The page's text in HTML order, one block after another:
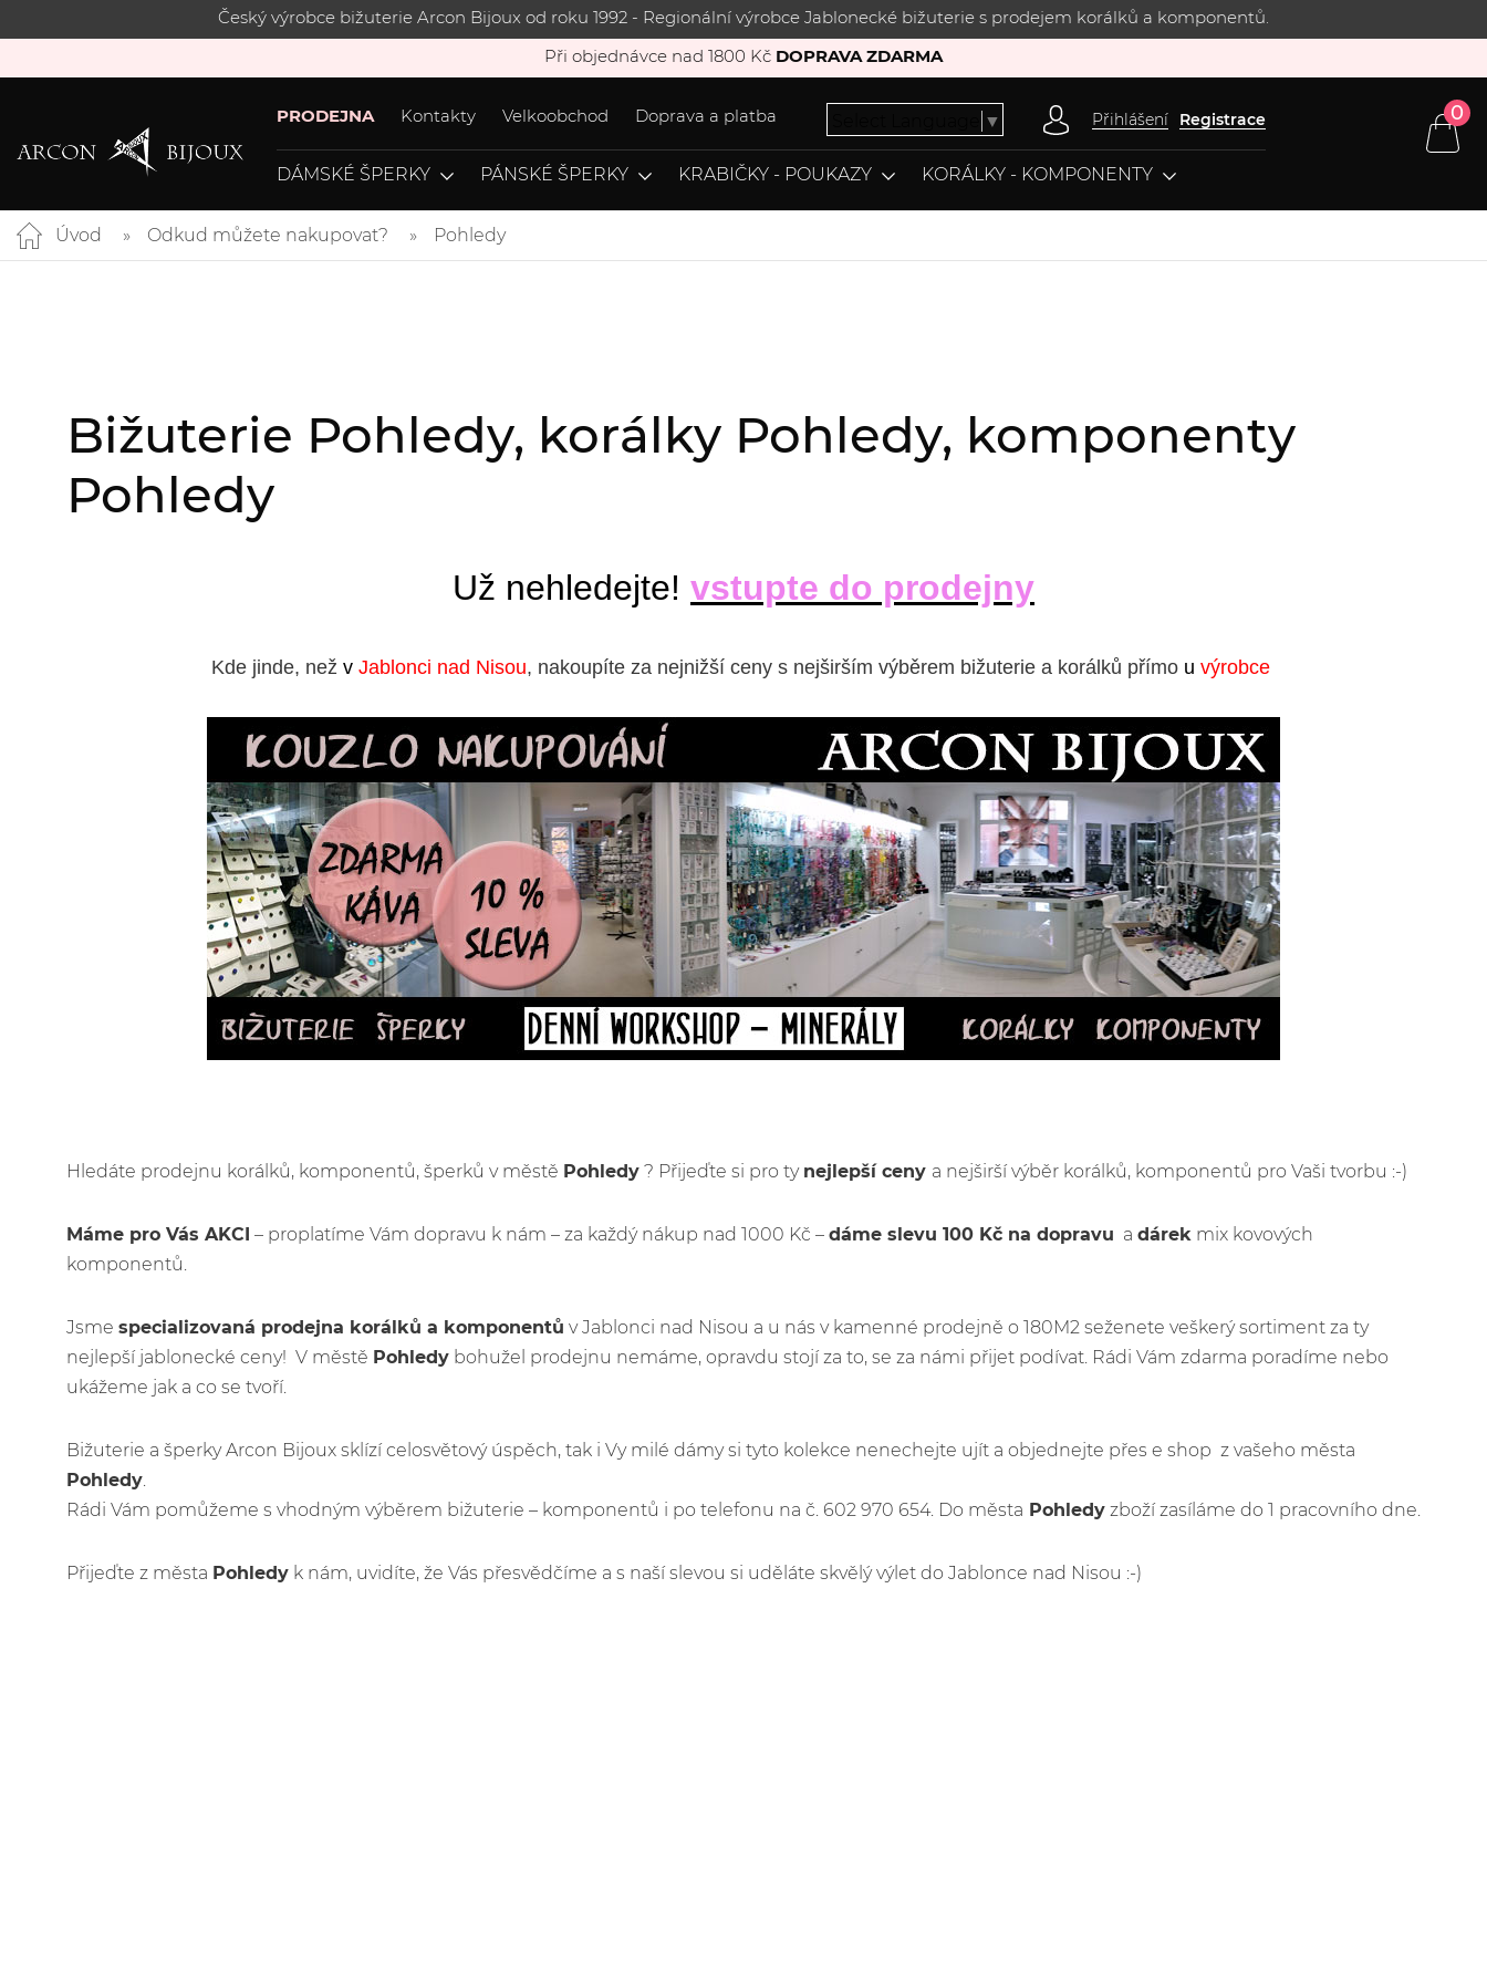
Český výrobce bižuterie Arcon Bijoux od roku 1992 - Regionální výrobce Jablonecké bižuterie s prodejem korálků a komponentů.
Při objednávce nad 1800 Kč DOPRAVA ZDARMA
PRODEJNA Kontakty Velkoobchod Doprava a platba ▼ Přihlášení Registrace 0
DÁMSKÉ ŠPERKY PÁNSKÉ ŠPERKY KRABIČKY - POUKAZY KORÁLKY - KOMPONENTY
Úvod Odkud můžete nakupovat? Pohledy
Bižuterie Pohledy, korálky Pohledy, komponenty
Pohledy
Už nehledejte! vstupte do prodejny
Kde jinde, než v Jablonci nad Nisou, nakoupíte za nejnižší ceny s nejširším výběrem bižuterie a korálků přímo u výrobce
Hledáte prodejnu korálků, komponentů, šperků v městě Pohledy ? Přijeďte si pro ty nejlepší ceny a nejširší výběr korálků, komponentů pro Vaši tvorbu :-)
Máme pro Vás AKCI – proplatíme Vám dopravu k nám – za každý nákup nad 1000 Kč – dáme slevu 100 Kč na dopravu a dárek mix kovových
komponentů.
Jsme specializovaná prodejna korálků a komponentů v Jablonci nad Nisou a u nás v kamenné prodejně o 180M2 seženete veškerý sortiment za ty
nejlepší jablonecké ceny! V městě Pohledy bohužel prodejnu nemáme, opravdu stojí za to, se za námi přijet podívat. Rádi Vám zdarma poradíme nebo
ukážeme jak a co se tvoří.
Bižuterie a šperky Arcon Bijoux sklízí celosvětový úspěch, tak i Vy milé dámy si tyto kolekce nenechejte ujít a objednejte přes e shop z vašeho města
Pohledy.
Rádi Vám pomůžeme s vhodným výběrem bižuterie – komponentů i po telefonu na č. 602 970 654. Do města Pohledy zboží zasíláme do 1 pracovního dne.
Přijeďte z města Pohledy k nám, uvidíte, že Vás přesvědčíme a s naší slevou si uděláte skvělý výlet do Jablonce nad Nisou :-)